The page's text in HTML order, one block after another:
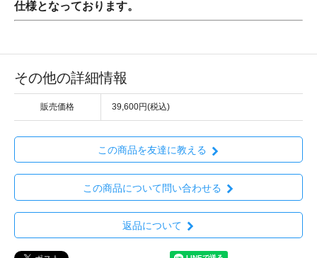
仕様となっております。
その他の詳細情報
販売価格 39,600円(税込)
この商品を友達に教える
この商品について問い合わせる
返品について